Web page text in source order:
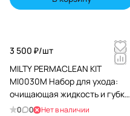
3 500 ₽/шт
MILTY PERMACLEAN KIT
MI0030M Набор для ухода:
очищающая жидкость и губка
для виниловых дисков
0 0 Нет в наличии